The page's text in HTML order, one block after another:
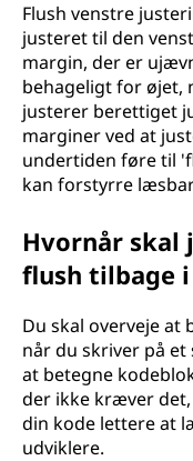
Flush venstre
justeret til den
margin, der er
behageligt for øjet,
justerer berettiget
marginer ved at
undertiden føre til
kan forstyrre
Hvornår skal
flush tilbage
Du skal overveje at
når du skriver på
at betegne
der ikke kræver
din kode lettere at
udviklere.